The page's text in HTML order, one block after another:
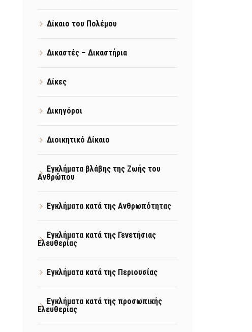
Δίκαιο του Πολέμου
Δικαστές – Δικαστήρια
Δίκες
Δικηγόροι
Διοικητικό Δίκαιο
Εγκλήματα βλάβης της Ζωής του
Ανθρώπου
Εγκλήματα κατά της Ανθρωπότητας
Εγκλήματα κατά της Γενετήσιας
Ελευθερίας
Εγκλήματα κατά της Περιουσίας
Εγκλήματα κατά της προσωπικής
Ελευθερίας